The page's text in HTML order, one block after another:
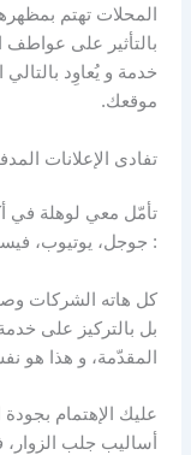
المحلات تهتم
بالتأثير على
خدمة و يُعاوِد
موقعك.
تفادى الإعلانات
تأمّل معي لوهلة في
: جوجل، يوتيوب،
كل هاته الشركات
بل بالتركيز على
المقدّمة، و هذا هو
عليك الإهتمام بجودة
أساليب جلب